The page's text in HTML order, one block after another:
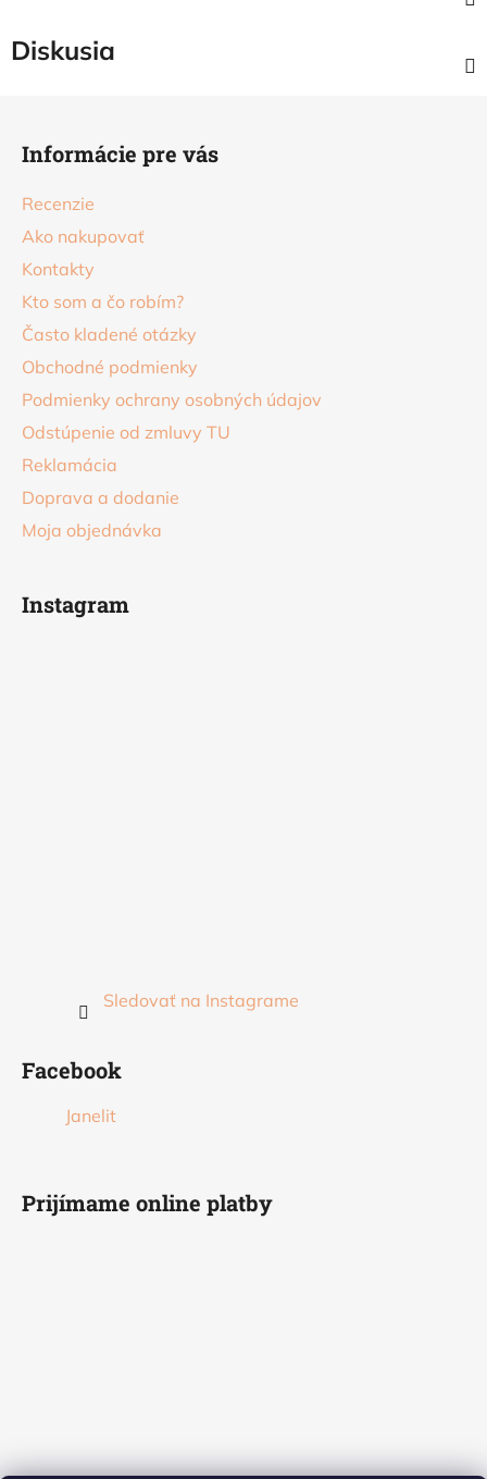
Diskusia
Informácie pre vás
Recenzie
Ako nakupovať
Kontakty
Kto som a čo robím?
Často kladené otázky
Obchodné podmienky
Podmienky ochrany osobných údajov
Odstúpenie od zmluvy TU
Reklamácia
Doprava a dodanie
Moja objednávka
Instagram
Sledovať na Instagrame
Facebook
Janelit
Prijímame online platby